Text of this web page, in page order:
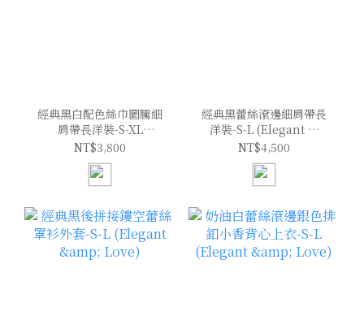
經典黑白配色絲巾圖騰細
肩帶長洋裝-S-XL
(Elegant & Love)
NT$3,800
經典黑蕾絲滾邊細肩帶長
洋裝-S-L (Elegant &
Love)
NT$4,500